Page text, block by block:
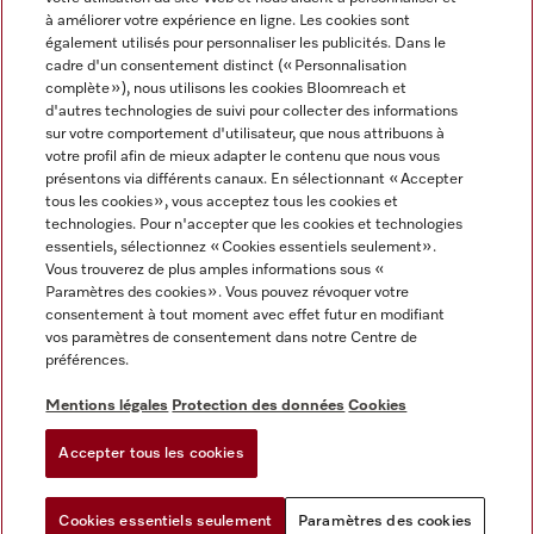
Mentions légales
CGV
Protection des données
Conditions d'utilisation
Déclaration d'accessibilité
Reglement sur les services numeriques
Paramètres des cookies
Miele sur Instagram
Miele sur Facebook
Miele sur Youtube
à améliorer votre expérience en ligne. Les cookies sont
également utilisés pour personnaliser les publicités. Dans le
cadre d'un consentement distinct (« Personnalisation
complète »), nous utilisons les cookies Bloomreach et
d'autres technologies de suivi pour collecter des informations
sur votre comportement d'utilisateur, que nous attribuons à
votre profil afin de mieux adapter le contenu que nous vous
présentons via différents canaux. En sélectionnant « Accepter
tous les cookies », vous acceptez tous les cookies et
technologies. Pour n'accepter que les cookies et technologies
essentiels, sélectionnez « Cookies essentiels seulement».
Vous trouverez de plus amples informations sous «
Paramètres des cookies ». Vous pouvez révoquer votre
consentement à tout moment avec effet futur en modifiant
vos paramètres de consentement dans notre Centre de
préférences.
Mentions légales Protection des données Cookies
Accepter tous les cookies
Cookies essentiels seulement Paramètres des cookies